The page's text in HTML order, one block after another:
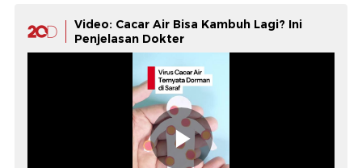
Video: Cacar Air Bisa Kambuh Lagi? Ini
Penjelasan Dokter